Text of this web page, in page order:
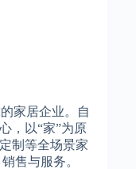
家居企业。自
，以“家”为原
制等全场景家
售与服务。